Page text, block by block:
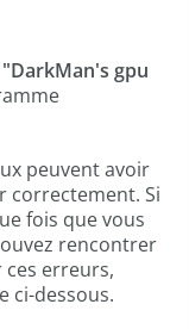
"DarkMan's gpu
peuvent avoir
correctement. Si
fois que vous
rencontrer
erreurs,
ci-dessous.